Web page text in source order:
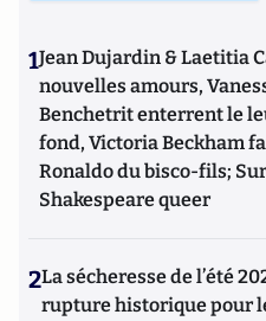
1Jean Dujardin & Laetitia
nouvelles amours,
Benchetrit enterrent le
fond, Victoria Beckham
Ronaldo du bisco-fils;
Shakespeare queer
2La sécheresse de l’été
rupture historique pour